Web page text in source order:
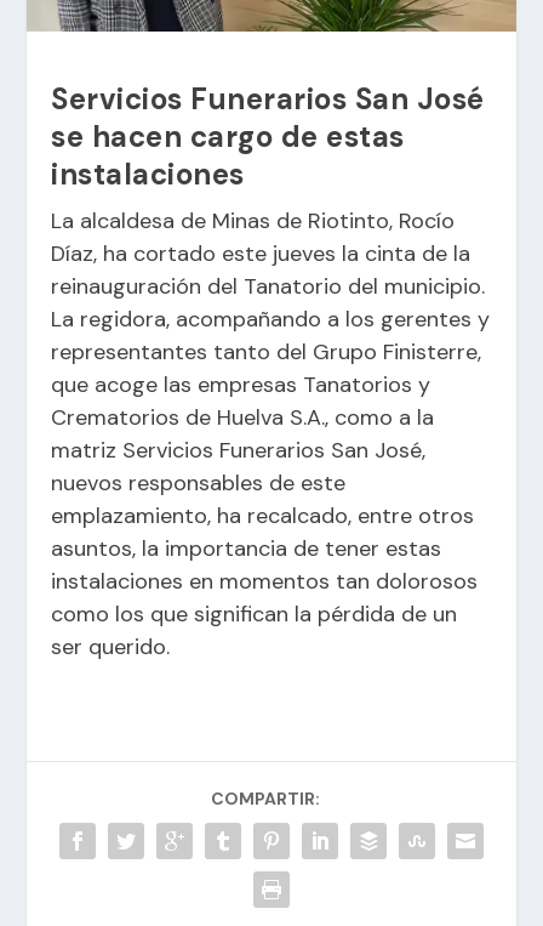
Servicios Funerarios San José
se hacen cargo de estas
instalaciones
La alcaldesa de Minas de Riotinto, Rocío
Díaz, ha cortado este jueves la cinta de la
reinauguración del Tanatorio del municipio.
La regidora, acompañando a los gerentes y
representantes tanto del Grupo Finisterre,
que acoge las empresas Tanatorios y
Crematorios de Huelva S.A., como a la
matriz Servicios Funerarios San José,
nuevos responsables de este
emplazamiento, ha recalcado, entre otros
asuntos, la importancia de tener estas
instalaciones en momentos tan dolorosos
como los que significan la pérdida de un
ser querido.
COMPARTIR: